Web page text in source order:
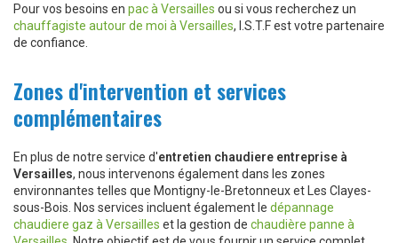
Pour vos besoins en pac à Versailles ou si vous recherchez un
chauffagiste autour de moi à Versailles, I.S.T.F est votre partenaire
de confiance.
Zones d'intervention et services
complémentaires
En plus de notre service d'entretien chaudiere entreprise à
Versailles, nous intervenons également dans les zones
environnantes telles que Montigny-le-Bretonneux et Les Clayes-
sous-Bois. Nos services incluent également le dépannage
chaudiere gaz à Versailles et la gestion de chaudière panne à